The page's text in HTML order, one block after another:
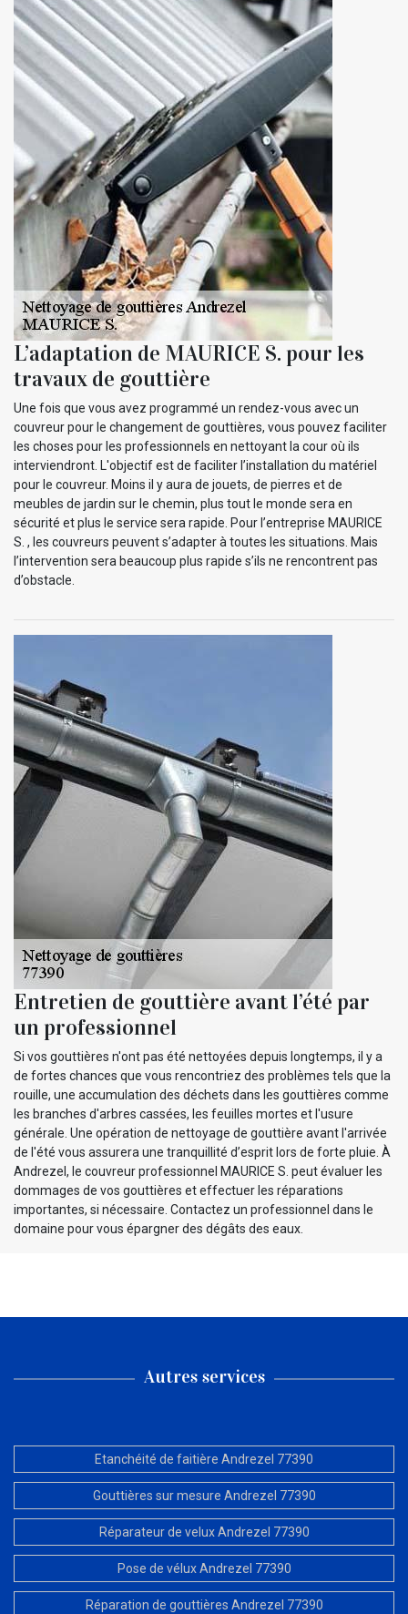
L’adaptation de MAURICE S. pour les
travaux de gouttière
Une fois que vous avez programmé un rendez-vous avec un
couvreur pour le changement de gouttières, vous pouvez faciliter
les choses pour les professionnels en nettoyant la cour où ils
interviendront. L'objectif est de faciliter l’installation du matériel
pour le couvreur. Moins il y aura de jouets, de pierres et de
meubles de jardin sur le chemin, plus tout le monde sera en
sécurité et plus le service sera rapide. Pour l’entreprise MAURICE
S. , les couvreurs peuvent s’adapter à toutes les situations. Mais
l’intervention sera beaucoup plus rapide s’ils ne rencontrent pas
d’obstacle.
Entretien de gouttière avant l’été par
un professionnel
Si vos gouttières n'ont pas été nettoyées depuis longtemps, il y a
de fortes chances que vous rencontriez des problèmes tels que la
rouille, une accumulation des déchets dans les gouttières comme
les branches d'arbres cassées, les feuilles mortes et l'usure
générale. Une opération de nettoyage de gouttière avant l'arrivée
de l'été vous assurera une tranquillité d’esprit lors de forte pluie. À
Andrezel, le couvreur professionnel MAURICE S. peut évaluer les
dommages de vos gouttières et effectuer les réparations
importantes, si nécessaire. Contactez un professionnel dans le
domaine pour vous épargner des dégâts des eaux.
Autres services
Etanchéité de faitière Andrezel 77390
Gouttières sur mesure Andrezel 77390
Réparateur de velux Andrezel 77390
Pose de vélux Andrezel 77390
Réparation de gouttières Andrezel 77390